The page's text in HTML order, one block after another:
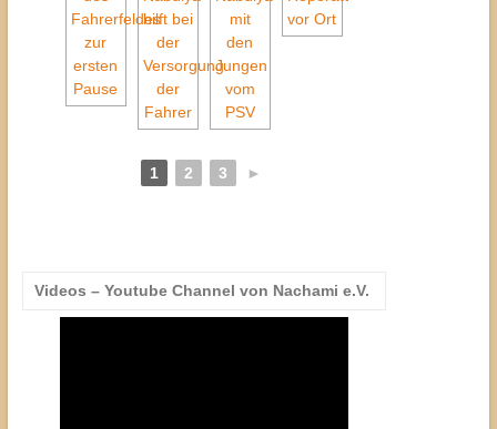
1 2 3 ►
Videos – Youtube Channel von Nachami e.V.